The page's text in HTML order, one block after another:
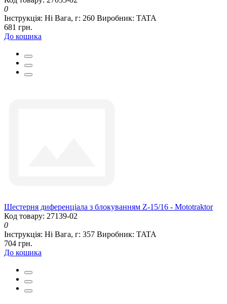
0
Інструкція: Ні Вага, г: 260 Виробник: TATA
681 грн.
До кошика
Шестерня диференціала з блокуванням Z-15/16 - Mototraktor
Код товару: 27139-02
0
Інструкція: Ні Вага, г: 357 Виробник: TATA
704 грн.
До кошика